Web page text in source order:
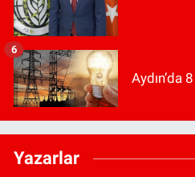
Aydın’da
6
Yazarlar